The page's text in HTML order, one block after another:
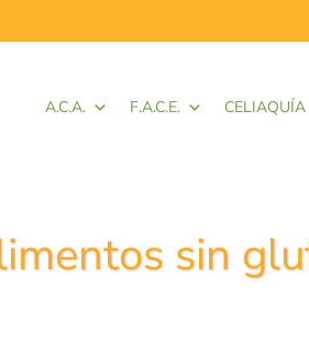
A.C.A. F.A.C.E. CELIAQUÍA
sin